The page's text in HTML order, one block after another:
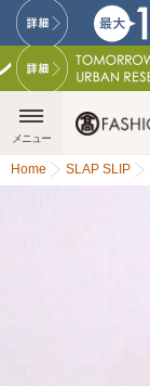
メニュー
Home SLAP SLIP